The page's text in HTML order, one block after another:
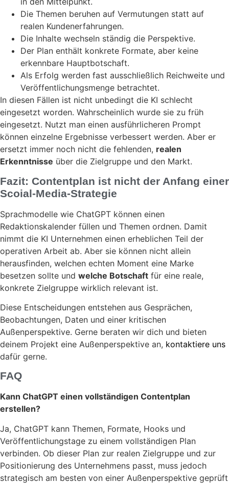
Die Themen beruhen auf Vermutungen statt auf
realen Kundenerfahrungen.
Die Inhalte wechseln ständig die Perspektive.
Der Plan enthält konkrete Formate, aber keine
erkennbare Hauptbotschaft.
Als Erfolg werden fast ausschließlich Reichweite und
Veröffentlichungsmenge betrachtet.
In diesen Fällen ist nicht unbedingt die KI schlecht
eingesetzt worden. Wahrscheinlich wurde sie zu früh
eingesetzt. Nutzt man einen ausführlicheren Prompt
können einzelne Ergebnisse verbessert werden. Aber er
ersetzt immer noch nicht die fehlenden, realen
Erkenntnisse über die Zielgruppe und den Markt.
Fazit: Contentplan ist nicht der Anfang einer
Scoial-Media-Strategie
Sprachmodelle wie ChatGPT können einen
Redaktionskalender füllen und Themen ordnen. Damit
nimmt die KI Unternehmen einen erheblichen Teil der
operativen Arbeit ab. Aber sie können nicht allein
herausfinden, welchen echten Moment eine Marke
besetzen sollte und welche Botschaft für eine reale,
konkrete Zielgruppe wirklich relevant ist.
Diese Entscheidungen entstehen aus Gesprächen,
Beobachtungen, Daten und einer kritischen
Außenperspektive. Gerne beraten wir dich und bieten
deinem Projekt eine Außenperspektive an, kontaktiere uns
dafür gerne.
FAQ
Kann ChatGPT einen vollständigen Contentplan
erstellen?
Ja, ChatGPT kann Themen, Formate, Hooks und
Veröffentlichungstage zu einem vollständigen Plan
verbinden. Ob dieser Plan zur realen Zielgruppe und zur
Positionierung des Unternehmens passt, muss jedoch
strategisch am besten von einer Außenperspektive geprüft